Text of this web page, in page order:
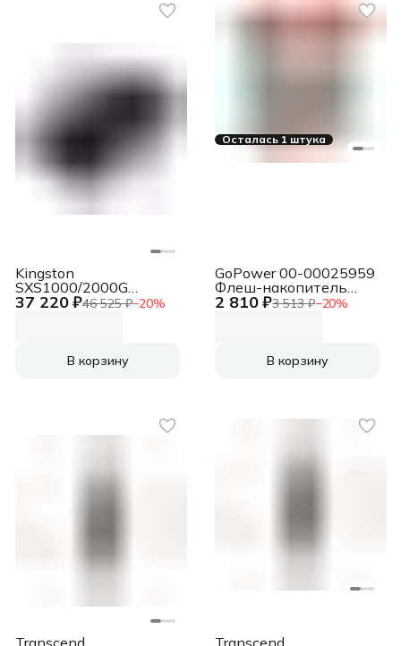
37 220 ₽46 525 ₽−20%
Kingston
SXS1000/2000G
Накопитель SSD USB-
В корзину
Осталась 1 штука
2 810 ₽3 513 ₽−20%
GoPower 00-00025959
Флеш-накопитель
TITAN 128GB USB3.0
В корзину